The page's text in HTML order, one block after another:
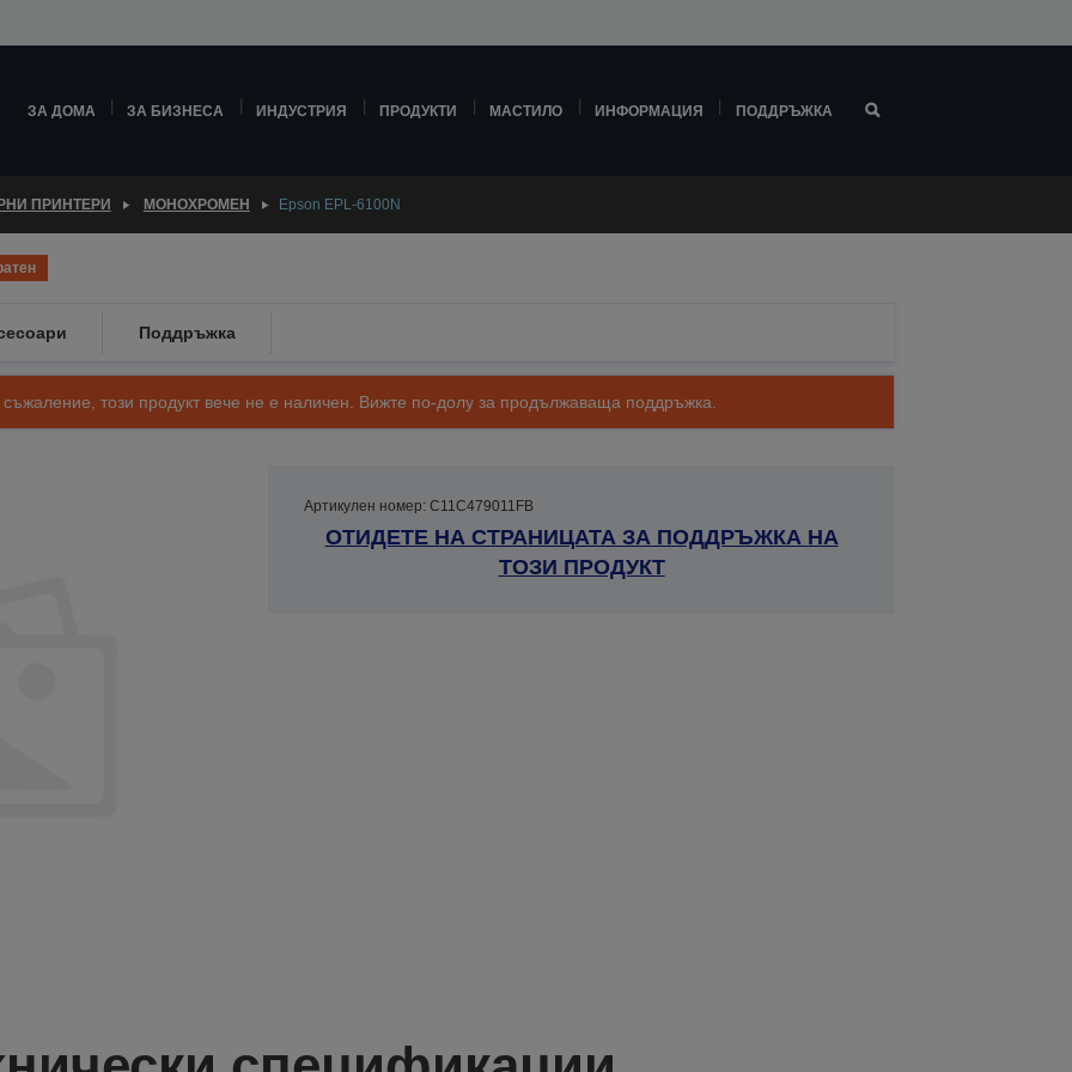
ЗА ДОМА ЗА БИЗНЕСА ИНДУСТРИЯ ПРОДУКТИ МАСТИЛО ИНФОРМАЦИЯ ПОДДРЪЖКА
ПРИНТЕРИ МОНОХРОМЕН Epson EPL-6100N
Поддръжка
този продукт вече не е наличен. Вижте по-долу за продължаваща поддръжка.
Артикулен номер: C11C479011FB
ОТИДЕТЕ НА СТРАНИЦАТА ЗА ПОДДРЪЖКА НА
ТОЗИ ПРОДУКТ